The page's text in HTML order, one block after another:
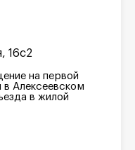
16с2
на первой
Алексеевском
в жилой